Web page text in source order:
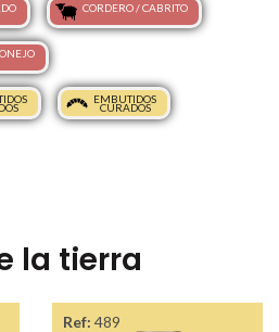
CORDERO / CABRITO
EMBUTIDOS
CURADOS
la tierra
Ref: 489